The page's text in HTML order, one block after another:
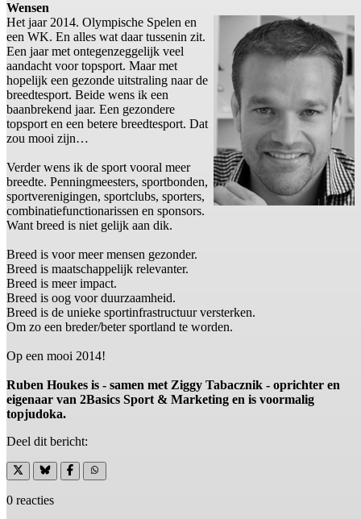
Wensen
Het jaar 2014. Olympische Spelen en
een WK. En alles wat daar tussenin zit.
Een jaar met ontegenzeggelijk veel
aandacht voor topsport. Maar met
hopelijk een gezonde uitstraling naar de
breedtesport. Beide wens ik een
baanbrekend jaar. Een gezondere
topsport en een betere breedtesport. Dat
zou mooi zijn…
Verder wens ik de sport vooral meer
breedte. Penningmeesters, sportbonden,
sportverenigingen, sportclubs, sporters,
combinatiefunctionarissen en sponsors.
Want breed is niet gelijk aan dik.
Breed is voor meer mensen gezonder.
Breed is maatschappelijk relevanter.
Breed is meer impact.
Breed is oog voor duurzaamheid.
Breed is de unieke sportinfrastructuur versterken.
Om zo een breder/beter sportland te worden.
Op een mooi 2014!
Ruben Houkes is - samen met Ziggy Tabacznik - oprichter en
eigenaar van 2Basics Sport & Marketing en is voormalig
topjudoka.
Deel dit bericht:
0 reacties